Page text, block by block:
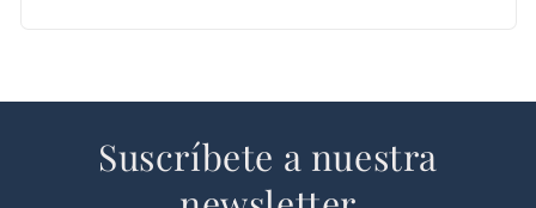
Suscríbete a nuestra